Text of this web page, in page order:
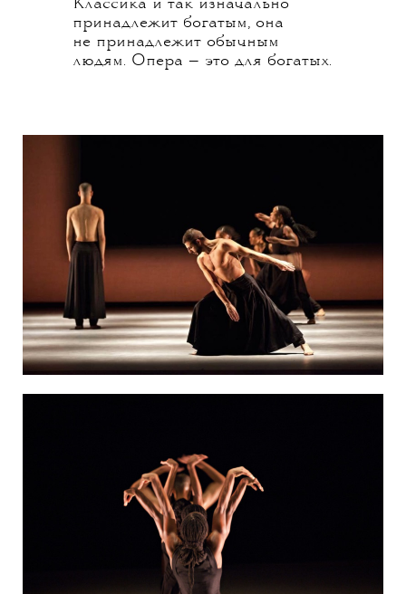
Классика и так изначально
принадлежит богатым, она
не принадлежит обычным
людям. Опера — это для богатых.